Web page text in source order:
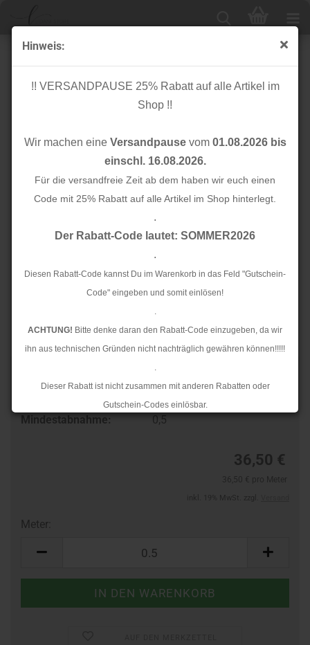
Hinweis:
!! VERSANDPAUSE 25% Rabatt auf alle Artikel im
Shop !!
Wir machen eine Versandpausevom 01.08.2026 bis
einschl. 16.08.2026.
Für die versandfreie Zeit ab dem haben wir euch einen
Code mit 25% Rabatt auf alle Artikel im Shop hinterlegt.
.
Der Rabatt-Code lautet: SOMMER2026
.
Diesen Rabatt-Code kannst Du im Warenkorb in das Feld "Gutschein-
Code" eingeben und somit einlösen!
.
ACHTUNG! Bitte denke daran den Rabatt-Code einzugeben, da wir
ihn aus technischen Gründen nicht nachträglich gewähren können!!!!!
.
Dieser Rabatt ist nicht zusammen mit anderen Rabatten oder
Gutschein-Codes einlösbar.
.
Rückstaus kann es jedoch zu längeren Lieferzeiten kommen.
Bio Raw Denim - Tess - Mind the Maker
Mindestabnahme:
0,5
36,50 €
Meter: